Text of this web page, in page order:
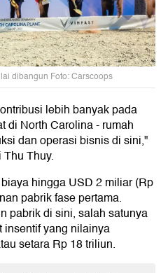
dibangun Foto: Carscoops
lebih banyak pada
di North Carolina - rumah
dan operasi bisnis di sini,"
Thuy.
hingga USD 2 miliar (Rp
pabrik fase pertama.
pabrik di sini, salah satunya
insentif yang nilainya
setara Rp 18 triliun.